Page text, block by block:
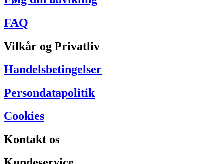
FAQ
Vilkår og Privatliv
Handelsbetingelser
Persondatapolitik
Cookies
Kontakt os